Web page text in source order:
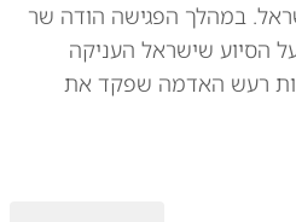
במהלך הפגישה הודה שר
הסיוע שישראל העניקה
רעש האדמה שפקד את